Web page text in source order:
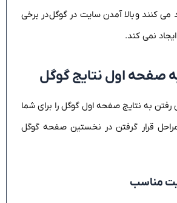
می کنند وبالا آمدن سایت در گوگلدر برخی
نمی کند.
صفحه اول نتایج گوگل
برای رفتن به نتایج صفحه اول گوگل را برای شما
قرار گرفتن در نخستین صفحه گوگل